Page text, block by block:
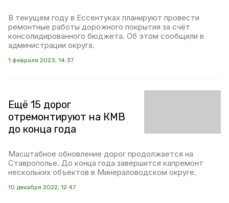
В текущем году в Ессентуках планируют провести
ремонтные работы дорожного покрытия за счёт
консолидированного бюджета. Об этом сообщили в
администрации округа.
1 февраля 2023, 14:37
Ещё 15 дорог
отремонтируют на КМВ
до конца года
Масштабное обновление дорог продолжается на
Ставрополье. До конца года завершится капремонт
нескольких объектов в Минераловодском округе.
10 декабря 2022, 12:47